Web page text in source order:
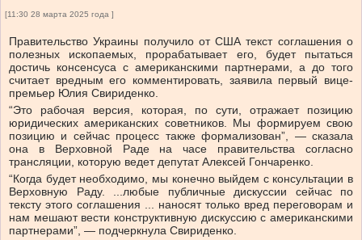
[11:30 28 марта 2025 года ]
Правительство Украины получило от США текст соглашения о
полезных ископаемых, прорабатывает его, будет пытаться
достичь консенсуса с американскими партнерами, а до того
считает вредным его комментировать, заявила первый вице-
премьер Юлия Свириденко.
“Это рабочая версия, которая, по сути, отражает позицию
юридических американских советников. Мы формируем свою
позицию и сейчас процесс также формализован”, — сказала
она в Верховной Раде на часе правительства согласно
трансляции, которую ведет депутат Алексей Гончаренко.
“Когда будет необходимо, мы конечно выйдем с консультации в
Верховную Раду. ...любые публичные дискуссии сейчас по
тексту этого соглашения ... наносят только вред переговорам и
нам мешают вести конструктивную дискуссию с американскими
партнерами”, — подчеркнула Свириденко.